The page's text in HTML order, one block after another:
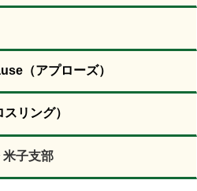
円>
円>
（アプローズ）
リング）
子支部